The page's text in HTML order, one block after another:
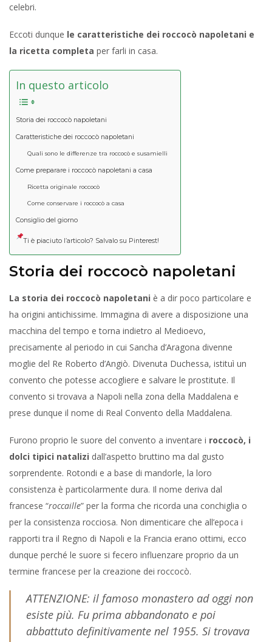
celebri.
Eccoti dunque le caratteristiche dei roccocò napoletani e
la ricetta completa per farli in casa.
In questo articolo
Storia dei roccocò napoletani
Caratteristiche dei roccocò napoletani
Quali sono le differenze tra roccocò e susamielli
Come preparare i roccocò napoletani a casa
Ricetta originale roccocò
Come conservare i roccocò a casa
Consiglio del giorno
Ti è piaciuto l’articolo? Salvalo su Pinterest!
Storia dei roccocò napoletani
La storia dei roccocò napoletani è a dir poco particolare e
ha origini antichissime. Immagina di avere a disposizione una
macchina del tempo e torna indietro al Medioevo,
precisamente al periodo in cui Sancha d’Aragona divenne
moglie del Re Roberto d’Angiò. Divenuta Duchessa, istituì un
convento che potesse accogliere e salvare le prostitute. Il
convento si trovava a Napoli nella zona della Maddalena e
prese dunque il nome di Real Convento della Maddalena.
Furono proprio le suore del convento a inventare i roccocò, i
dolci tipici natalizi dall’aspetto bruttino ma dal gusto
sorprendente. Rotondi e a base di mandorle, la loro
consistenza è particolarmente dura. Il nome deriva dal
francese “roccaille” per la forma che ricorda una conchiglia o
per la consistenza rocciosa. Non dimenticare che all’epoca i
rapporti tra il Regno di Napoli e la Francia erano ottimi, ecco
dunque perché le suore si fecero influenzare proprio da un
termine francese per la creazione dei roccocò.
ATTENZIONE: il famoso monastero ad oggi non
esiste più. Fu prima abbandonato e poi
abbattuto definitivamente nel 1955. Si trovava